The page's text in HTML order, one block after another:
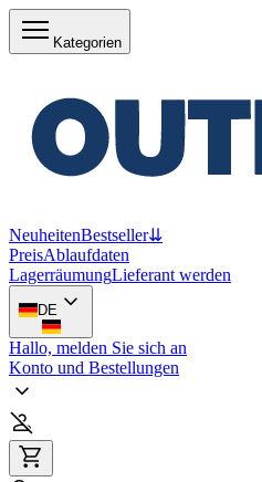
Kategorien
NeuheitenBestseller⇊
PreisAblaufdaten
LagerräumungLieferant werden
DE
Hallo, melden Sie sich an
Konto und Bestellungen